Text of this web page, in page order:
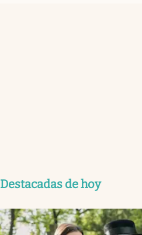
Destacadas de hoy